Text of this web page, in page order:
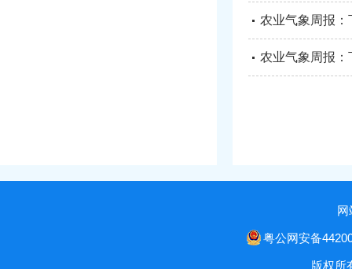
农业气象周报
农业气象周报
网
粤公网安备
版权所